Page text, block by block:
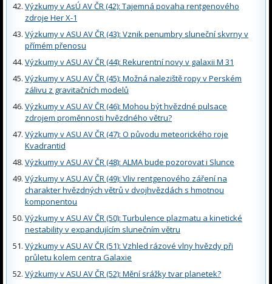
Výzkumy v AsÚ AV ČR (42): Tajemná povaha rentgenového
zdroje Her X-1
Výzkumy v ASU AV ČR (43): Vznik penumbry sluneční skvrny v
přímém přenosu
Výzkumy v ASU AV ČR (44): Rekurentní novy v galaxii M 31
Výzkumy v ASU AV ČR (45): Možná naleziště ropy v Perském
zálivu z gravitačních modelů
Výzkumy v ASU AV ČR (46): Mohou být hvězdné pulsace
zdrojem proměnnosti hvězdného větru?
Výzkumy v ASU AV ČR (47): O původu meteorického roje
Kvadrantid
Výzkumy v ASU AV ČR (48): ALMA bude pozorovat i Slunce
Výzkumy v ASU AV ČR (49): Vliv rentgenového záření na
charakter hvězdných větrů v dvojhvězdách s hmotnou
komponentou
Výzkumy v ASU AV ČR (50): Turbulence plazmatu a kinetické
nestability v expandujícím slunečním větru
Výzkumy v ASU AV ČR (51): Vzhled rázové vlny hvězdy při
průletu kolem centra Galaxie
Výzkumy v ASU AV ČR (52): Mění srážky tvar planetek?